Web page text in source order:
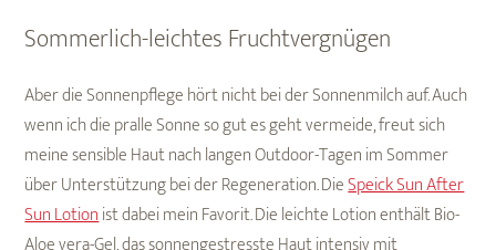
Sommerlich-leichtes Fruchtvergnügen
Aber die Sonnenpflege hört nicht bei der Sonnenmilch auf. Auch
wenn ich die pralle Sonne so gut es geht vermeide, freut sich
meine sensible Haut nach langen Outdoor-Tagen im Sommer
über Unterstützung bei der Regeneration. DieSpeick Sun After
Sun Lotionist dabei mein Favorit. Die leichte Lotion enthält Bio-